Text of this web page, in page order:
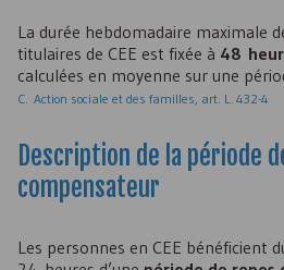
La durée hebdomadaire maximale
titulaires de CEE est fixée à 48
calculées en moyenne sur une
C. Action sociale et des familles, art. L. 432-4
Description de la période
compensateur
Les personnes en CEE bénéficient